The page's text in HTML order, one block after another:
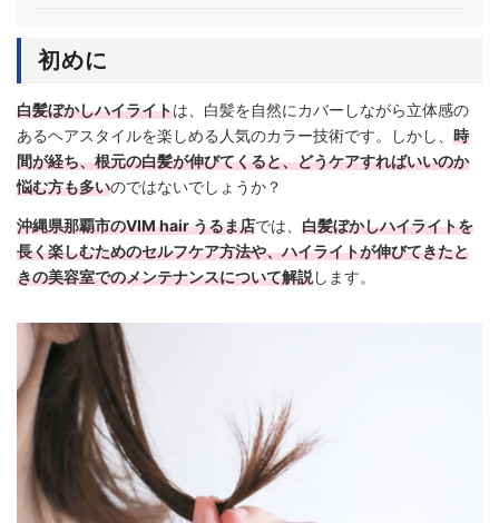
初めに
白髪ぼかしハイライトは、白髪を自然にカバーしながら立体感の
あるヘアスタイルを楽しめる人気のカラー技術です。しかし、 時
間が経ち、根元の白髪が伸びてくると、どうケアすればいいのか
悩む方も多いのではないでしょうか？
沖縄県那覇市のVIM hair うるま店では、 白髪ぼかしハイライトを
長く楽しむためのセルフケア方法や、ハイライトが伸びてきたと
きの美容室でのメンテナンスについて解説します。